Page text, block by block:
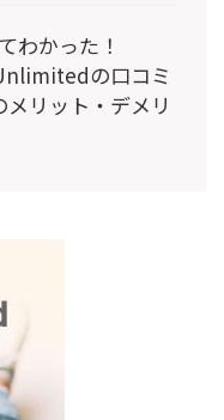
わかった！
の口コミ
メリット・デメリ